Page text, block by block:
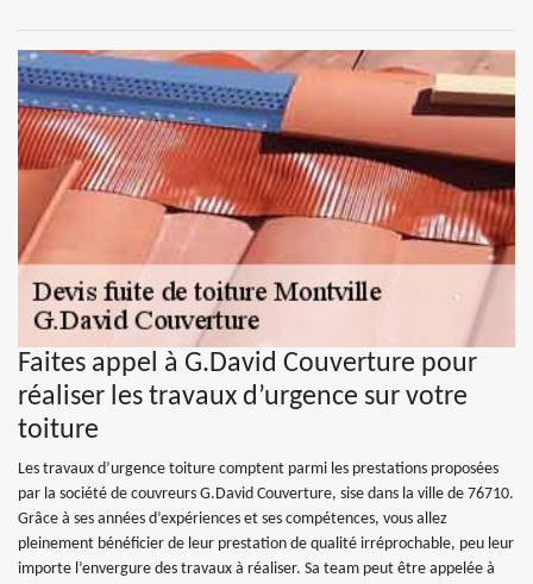
Faites appel à G.David Couverture pour
réaliser les travaux d’urgence sur votre
toiture
Les travaux d’urgence toiture comptent parmi les prestations proposées
par la société de couvreurs G.David Couverture, sise dans la ville de 76710.
Grâce à ses années d’expériences et ses compétences, vous allez
pleinement bénéficier de leur prestation de qualité irréprochable, peu leur
importe l’envergure des travaux à réaliser. Sa team peut être appelée à